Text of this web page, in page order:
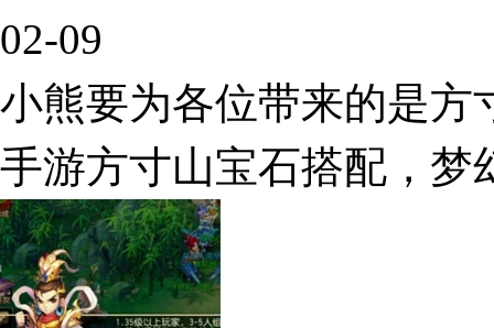
02-09
小熊要为各位带来的是方
手游方寸山宝石搭配，梦